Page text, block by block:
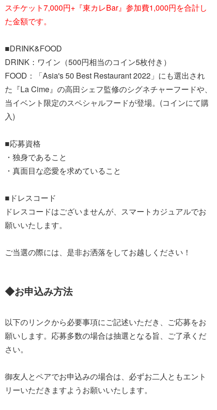
スチケット7,000円+『東カレBar』参加費1,000円を合計し
た金額です。
■DRINK&FOOD
DRINK：ワイン（500円相当のコイン5枚付き）
FOOD：「Asia's 50 Best Restaurant 2022」にも選出され
た『La Cime』の高田シェフ監修のシグネチャーフードや、
当イベント限定のスペシャルフードが登場。(コインにて購
入)
■応募資格
・独身であること
・真面目な恋愛を求めていること
■ドレスコード
ドレスコードはございませんが、スマートカジュアルでお
願いいたします。
ご当選の際には、是非お洒落をしてお越しください！
◆お申込み方法
以下のリンクから必要事項にご記述いただき、ご応募をお
願いします。応募多数の場合は抽選となる旨、ご了承くだ
さい。
御友人とペアでお申込みの場合は、必ずお二人ともエント
リーいただきますようお願いいたします。